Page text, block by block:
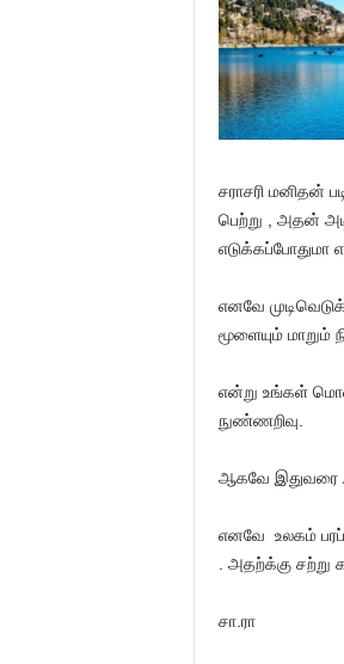
சராசரி மனிதன்
பெற்று , அதன்
எடுக்கப்போதுமா
எனவே
மூளையும் மாறும்
என்று உங்கள்
நுண்ணறிவு.
ஆகவே இதுவரை
எனவே உலகம்
. அதற்க்கு சற்று
சா.ரா